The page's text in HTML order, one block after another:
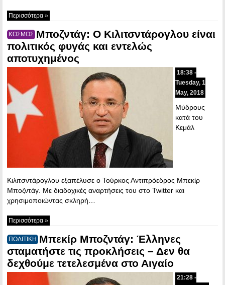
Περισσότερα »
ΚΟΣΜΟΣ Μποζντάγ: Ο Κιλιτσντάρογλου είναι
πολιτικός φυγάς και εντελώς
αποτυχημένος
18:38 -
Tuesday, 1
May, 2018
Μύδρους
κατά του
Κεμάλ
Κιλιτσντάρογλου εξαπέλυσε ο Τούρκος Αντιπρόεδρος Μπεκίρ
Μποζντάγ. Με διαδοχικές αναρτήσεις του στο Twitter και
χρησιμοποιώντας σκληρή…
Περισσότερα »
ΠΟΛΙΤΙΚΗ Μπεκίρ Μποζντάγ: Έλληνες
σταματήστε τις προκλήσεις – Δεν θα
δεχθούμε τετελεσμένα στο Αιγαίο
21:28 -